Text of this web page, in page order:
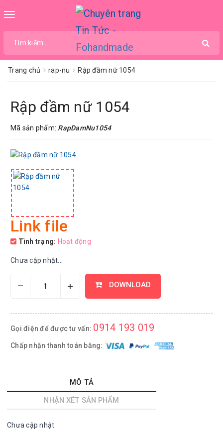
Toggle
Trang chủ rap-nu Rập đầm nữ 1054
Rập đầm nữ 1054
Mã sản phẩm: RapDamNu1054
Link file
Tình trạng: Hoạt động
Chưa cập nhật...
– + DOWNLOAD
Gọi điện để được tư vấn: 0914 193 019
Chấp nhận thanh toán bằng:
MÔ TẢ
NHẬN XÉT SẢN PHẨM
Chưa cập nhật